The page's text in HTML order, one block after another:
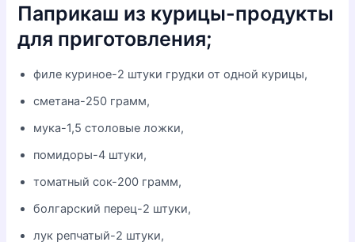
Паприкаш из курицы-продукты
для приготовления;
филе куриное-2 штуки грудки от одной курицы,
сметана-250 грамм,
мука-1,5 столовые ложки,
помидоры-4 штуки,
томатный сок-200 грамм,
болгарский перец-2 штуки,
лук репчатый-2 штуки,